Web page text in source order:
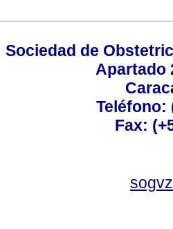
Sociedad de
Apartado
Teléfono:
Fax: